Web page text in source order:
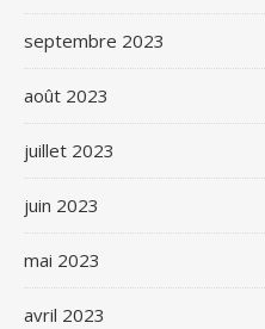
septembre 2023
août 2023
juillet 2023
juin 2023
mai 2023
avril 2023